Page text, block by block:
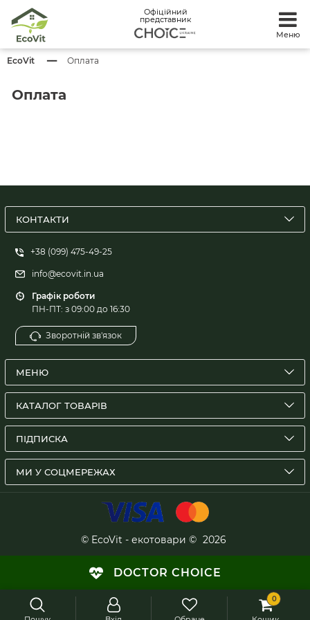
Офіційний
представник
Меню
EcoVit Оплата
Оплата
КОНТАКТИ
+38 (099) 475-49-25
info@ecovit.in.ua
Графік роботи
ПН-ПТ: з 09:00 до 16:30
Зворотній зв'язок
МЕНЮ
КАТАЛОГ ТОВАРІВ
ПІДПИСКА
МИ У СОЦМЕРЕЖАХ
© EcoVit - екотовари © 2026
DOCTOR CHOICE
0